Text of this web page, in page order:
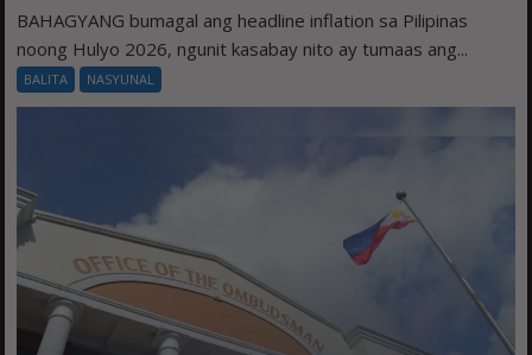
BAHAGYANG bumagal ang headline inflation sa Pilipinas
noong Hulyo 2026, ngunit kasabay nito ay tumaas ang...
BALITA NASYUNAL